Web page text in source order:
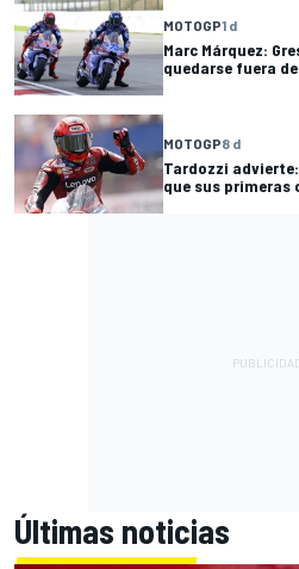
MOTOGP1 d
Marc Márquez:
quedarse fuera de
MOTOGP8 d
Tardozzi
que sus primeras
Últimas noticias